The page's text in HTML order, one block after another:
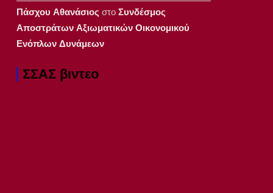
Πάσχου Αθανάσιος στοΣυνδέσμος
Αποστράτων Αξιωματικών Οικονομικού
Ενόπλων Δυνάμεων
ΣΣΑΣ βιντεο